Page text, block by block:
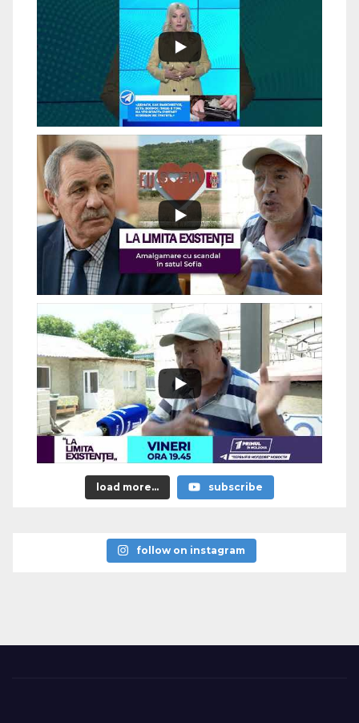
load more... subscribe
follow on instagram